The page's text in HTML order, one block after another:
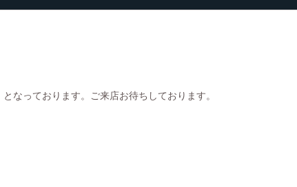
なっております。ご来店お待ちしております。